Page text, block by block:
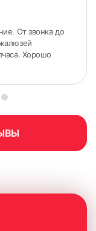
От звонка до
Хорошо